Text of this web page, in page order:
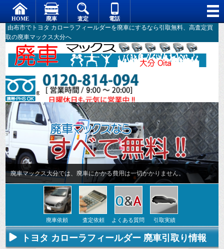
由布市でトヨタ カローラフィールダーを廃車にするなら引取無料、高査定買
取の廃車マックス大分へ
廃車マックス大分では、廃車にかかる費用は一切かかりません。
廃車依頼
不要になった
車の廃車手続
査定依頼
専門スタッフ
がしっかりと
よくある質問
廃車全般に関
するよくある
引取実績
廃車で引取っ
た車や下取り
トヨタ カローラフィールダー 廃車引取り情報